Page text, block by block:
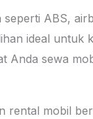
ABS,
ideal
Anda sewa
rental mobil